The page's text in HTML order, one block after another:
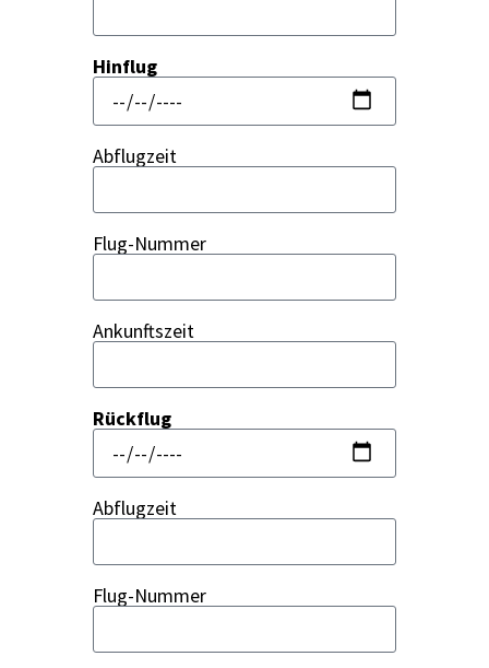
Hin­flug
Abflug­zeit
Flug-Num­mer
Ankunfts­zeit
Rück­flug
Abflug­zeit
Flug-Num­mer